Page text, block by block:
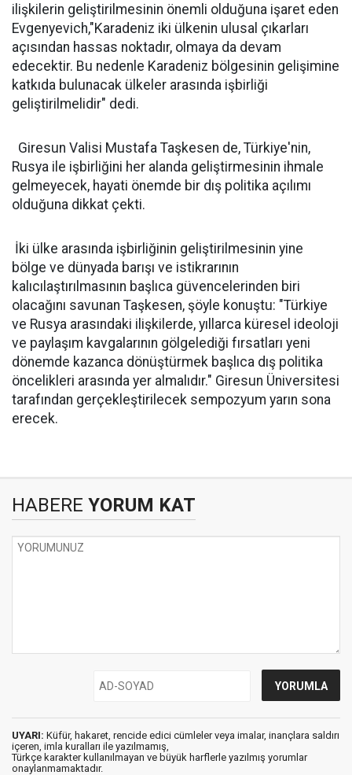
ilişkilerin geliştirilmesinin önemli olduğuna işaret eden
Evgenyevich,"Karadeniz iki ülkenin ulusal çıkarları
açısından hassas noktadır, olmaya da devam
edecektir. Bu nedenle Karadeniz bölgesinin gelişimine
katkıda bulunacak ülkeler arasında işbirliği
geliştirilmelidir" dedi.
Giresun Valisi Mustafa Taşkesen de, Türkiye'nin,
Rusya ile işbirliğini her alanda geliştirmesinin ihmale
gelmeyecek, hayati önemde bir dış politika açılımı
olduğuna dikkat çekti.
İki ülke arasında işbirliğinin geliştirilmesinin yine
bölge ve dünyada barışı ve istikrarının
kalıcılaştırılmasının başlıca güvencelerinden biri
olacağını savunan Taşkesen, şöyle konuştu: "Türkiye
ve Rusya arasındaki ilişkilerde, yıllarca küresel ideoloji
ve paylaşım kavgalarının gölgelediği fırsatları yeni
dönemde kazanca dönüştürmek başlıca dış politika
öncelikleri arasında yer almalıdır." Giresun Üniversitesi
tarafından gerçekleştirilecek sempozyum yarın sona
erecek.
HABERE YORUM KAT
UYARI: Küfür, hakaret, rencide edici cümleler veya imalar, inançlara saldırı
içeren, imla kuralları ile yazılmamış,
Türkçe karakter kullanılmayan ve büyük harflerle yazılmış yorumlar
onaylanmamaktadır.